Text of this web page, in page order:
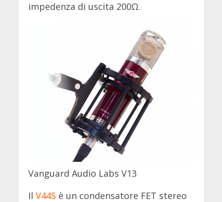
impedenza di uscita 200Ω.
Vanguard Audio Labs V13
Il V44S è un condensatore FET stereo